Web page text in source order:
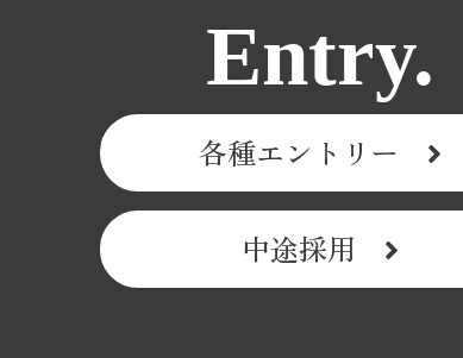
Entry.
各種エントリー
中途採用